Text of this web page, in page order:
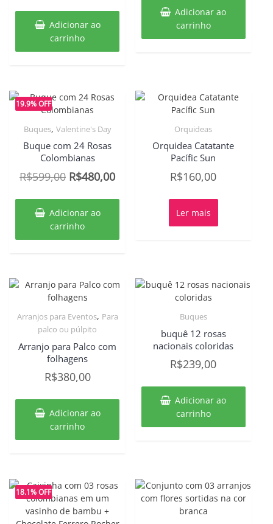
Adicionar ao
carrinho
Adicionar ao
carrinho
19.9% OFF
Buques, Valentine's Day
Buque com 24 Rosas
Colombianas
R$599,00 O
original
era:
R$599,00.
R$480,00O
R$480,00.
Adicionar ao
carrinho
Orquideas
Orquidea Catatante
Pacífic Sun
R$160,00
Ler mais
Arranjos para Eventos, Para
palco ou púlpito
Arranjo para Palco com
folhagens
R$380,00
Adicionar ao
carrinho
Buques
buquê 12 rosas
nacionais coloridas
R$239,00
Adicionar ao
carrinho
18.1% OFF